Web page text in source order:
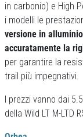
in carbonio) e High
i modelli le
versione in
accuratamente la
per garantire la
trail più impegnativi.
I prezzi vanno dai
della Wild LT M-LTD